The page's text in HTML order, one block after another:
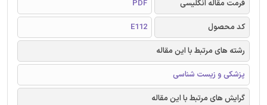
فرمت مقاله انگلیسی
PDF
کد محصول
E112
رشته های مرتبط با این مقاله
پزشکی و زیست شناسی
گرایش های مرتبط با این مقاله